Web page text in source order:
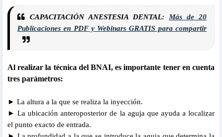
CAPACITACIÓN ANESTESIA DENTAL: Más de 20
Publicaciones en PDF y Webinars GRATIS para compartir
Al realizar la técnica del BNAI, es importante tener en cuenta
tres parámetros:
► La altura a la que se realiza la inyección.
► La ubicación anteroposterior de la aguja que ayuda a localizar
el punto exacto de entrada.